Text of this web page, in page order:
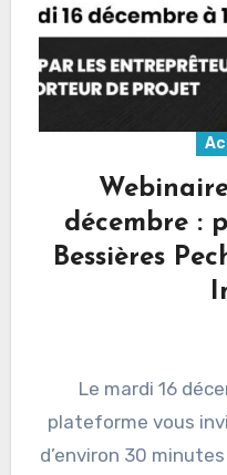
décembre :
Bessières
Le mardi 16
plateforme vous
d’environ 30